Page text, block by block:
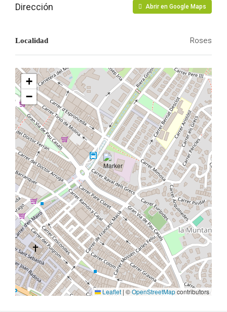
Dirección Abrir en Google Maps
Localidad Roses
+
−
Leaflet | ©OpenStreetMapcontributors